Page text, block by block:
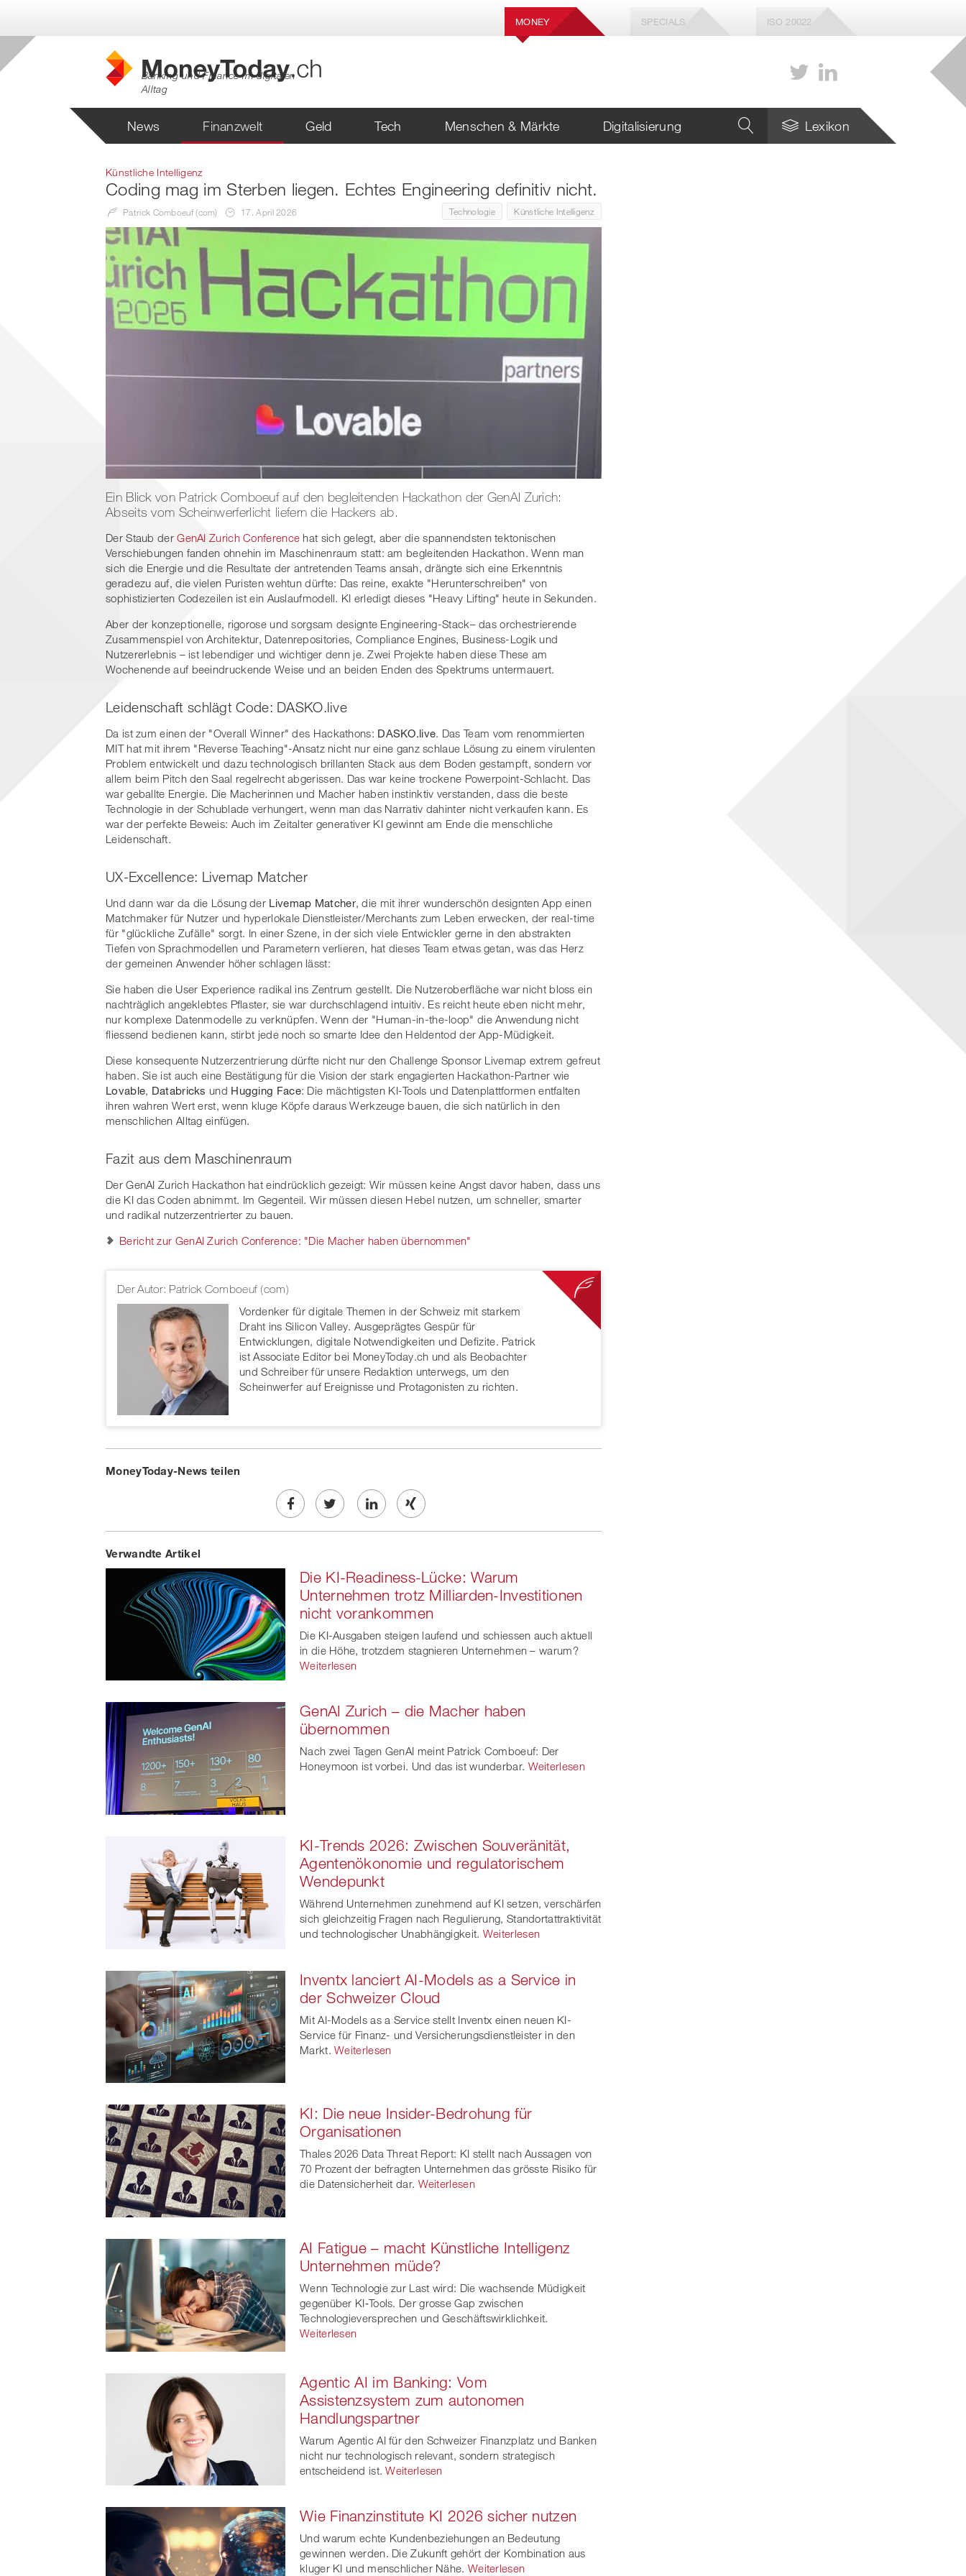
MONEY SPECIALS ISO 20022
Banking und Finance im digitalen
Alltag
News Finanzwelt Geld Tech Menschen & Märkte Digitalisierung Lexikon
Künstliche Intelligenz
Coding mag im Sterben liegen. Echtes Engineering definitiv nicht.
Patrick Comboeuf (com) 17. April 2026 Technologie Künstliche Intelligenz
Ein Blick von Patrick Comboeuf auf den begleitenden Hackathon der GenAI Zurich:
Abseits vom Scheinwerferlicht liefern die Hackers ab.
Der Staub derGenAI Zurich Conference hat sich gelegt, aber die spannendsten tektonischen
Verschiebungen fanden ohnehin im Maschinenraum statt: am begleitenden Hackathon. Wenn man
sich die Energie und die Resultate der antretenden Teams ansah, drängte sich eine Erkenntnis
geradezu auf, die vielen Puristen wehtun dürfte: Das reine, exakte "Herunterschreiben" von
sophistizierten Codezeilen ist ein Auslaufmodell. KI erledigt dieses "Heavy Lifting" heute in Sekunden.
Aber der konzeptionelle, rigorose und sorgsam designte Engineering-Stack– das orchestrierende
Zusammenspiel von Architektur, Datenrepositories, Compliance Engines, Business-Logik und
Nutzererlebnis – ist lebendiger und wichtiger denn je. Zwei Projekte haben diese These am
Wochenende auf beeindruckende Weise und an beiden Enden des Spektrums untermauert.
Leidenschaft schlägt Code: DASKO.live
Da ist zum einen der "Overall Winner" des Hackathons: DASKO.live . Das Team vom renommierten
MIT hat mit ihrem "Reverse Teaching"-Ansatz nicht nur eine ganz schlaue Lösung zu einem virulenten
Problem entwickelt und dazu technologisch brillanten Stack aus dem Boden gestampft, sondern vor
allem beim Pitch den Saal regelrecht abgerissen. Das war keine trockene Powerpoint-Schlacht. Das
war geballte Energie. Die Macherinnen und Macher haben instinktiv verstanden, dass die beste
Technologie in der Schublade verhungert, wenn man das Narrativ dahinter nicht verkaufen kann. Es
war der perfekte Beweis: Auch im Zeitalter generativer KI gewinnt am Ende die menschliche
Leidenschaft.
UX-Excellence: Livemap Matcher
Und dann war da die Lösung der Livemap Matcher, die mit ihrer wunderschön designten App einen
Matchmaker für Nutzer und hyperlokale Dienstleister/Merchants zum Leben erwecken, der real-time
für "glückliche Zufälle" sorgt. In einer Szene, in der sich viele Entwickler gerne in den abstrakten
Tiefen von Sprachmodellen und Parametern verlieren, hat dieses Team etwas getan, was das Herz
der gemeinen Anwender höher schlagen lässt:
Sie haben die User Experience radikal ins Zentrum gestellt. Die Nutzeroberfläche war nicht bloss ein
nachträglich angeklebtes Pflaster, sie war durchschlagend intuitiv. Es reicht heute eben nicht mehr,
nur komplexe Datenmodelle zu verknüpfen. Wenn der "Human-in-the-loop" die Anwendung nicht
fliessend bedienen kann, stirbt jede noch so smarte Idee den Heldentod der App-Müdigkeit.
Diese konsequente Nutzerzentrierung dürfte nicht nur den Challenge Sponsor Livemap extrem gefreut
haben. Sie ist auch eine Bestätigung für die Vision der stark engagierten Hackathon-Partner wie
Lovable Databricks und Hugging Face: Die mächtigsten KI-Tools und Datenplattformen entfalten
ihren wahren Wert erst, wenn kluge Köpfe daraus Werkzeuge bauen, die sich natürlich in den
menschlichen Alltag einfügen.
Fazit aus dem Maschinenraum
Der GenAI Zurich Hackathon hat eindrücklich gezeigt: Wir müssen keine Angst davor haben, dass uns
die KI das Coden abnimmt. Im Gegenteil. Wir müssen diesen Hebel nutzen, um schneller, smarter
und radikal nutzerzentrierter zu bauen.
Bericht zur GenAI Zurich Conference: "Die Macher haben übernommen"
Der Autor: Patrick Comboeuf (com)
Vordenker für digitale Themen in der Schweiz mit starkem
Draht ins Silicon Valley. Ausgeprägtes Gespür für
Entwicklungen, digitale Notwendigkeiten und Defizite. Patrick
ist Associate Editor bei MoneyToday.ch und als Beobachter
und Schreiber für unsere Redaktion unterwegs, um den
Scheinwerfer auf Ereignisse und Protagonisten zu richten.
MoneyToday-News teilen
Share
Facebook
Twe
on
twitt
er
Share
linkedin
Share
Xing
Verwandte Artikel
Die KI-Readiness-Lücke: Warum
Unternehmen trotz Milliarden-Investitionen
nicht vorankommen
Die KI-Ausgaben steigen laufend und schiessen auch aktuell
in die Höhe, trotzdem stagnieren Unternehmen – warum?
Weiterlesen
GenAI Zurich – die Macher haben
übernommen
Nach zwei Tagen GenAI meint Patrick Comboeuf: Der
Honeymoon ist vorbei. Und das ist wunderbar. Weiterlesen
KI-Trends 2026: Zwischen Souveränität,
Agentenökonomie und regulatorischem
Wendepunkt
Während Unternehmen zunehmend auf KI setzen, verschärfen
sich gleichzeitig Fragen nach Regulierung, Standortattraktivität
und technologischer Unabhängigkeit. Weiterlesen
Inventx lanciert AI-Models as a Service in
der Schweizer Cloud
Mit AI-Models as a Service stellt Inventx einen neuen KI-
Service für Finanz- und Versicherungsdienstleister in den
Markt. Weiterlesen
KI: Die neue Insider-Bedrohung für
Organisationen
Thales 2026 Data Threat Report: KI stellt nach Aussagen von
70 Prozent der befragten Unternehmen das grösste Risiko für
die Datensicherheit dar. Weiterlesen
AI Fatigue – macht Künstliche Intelligenz
Unternehmen müde?
Wenn Technologie zur Last wird: Die wachsende Müdigkeit
gegenüber KI‑Tools. Der grosse Gap zwischen
Technologieversprechen und Geschäftswirklichkeit.
Weiterlesen
Agentic AI im Banking: Vom
Assistenzsystem zum autonomen
Handlungspartner
Warum Agentic AI für den Schweizer Finanzplatz und Banken
nicht nur technologisch relevant, sondern strategisch
entscheidend ist. Weiterlesen
Wie Finanzinstitute KI 2026 sicher nutzen
Und warum echte Kundenbeziehungen an Bedeutung
gewinnen werden. Die Zukunft gehört der Kombination aus
kluger KI und menschlicher Nähe. Weiterlesen